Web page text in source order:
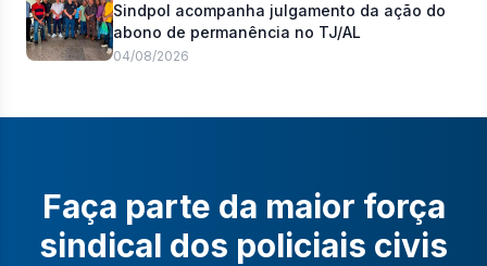
Sindpol acompanha julgamento da ação do
abono de permanência no TJ/AL
04/08/2026
Faça parte da maior força
sindical dos policiais civis